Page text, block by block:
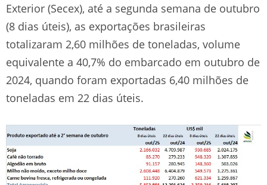
Exterior (Secex), até a segunda semana de outubro
(8 dias úteis), as exportações brasileiras
totalizaram 2,60 milhões de toneladas, volume
equivalente a 40,7% do embarcado em outubro de
2024, quando foram exportadas 6,40 milhões de
toneladas em 22 dias úteis.